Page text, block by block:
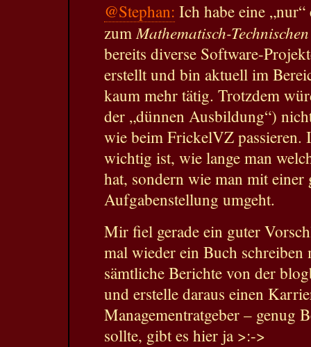
@Stephan: Ich habe eine
zumMathematisch-
bereits diverse Software-
erstellt und bin aktuell im
kaum mehr tätig. Trotzdem
der „dünnen Ausbildung“)
wie beim FrickelVZ passieren.
wichtig ist, wie lange man
hat, sondern wie man mit einer
Aufgabenstellung umgeht.
Mir fiel gerade ein guter
mal wieder ein Buch schreiben
sämtliche Berichte von der
und erstelle daraus einen
Managementratgeber – genug
sollte, gibt es hier ja >:->